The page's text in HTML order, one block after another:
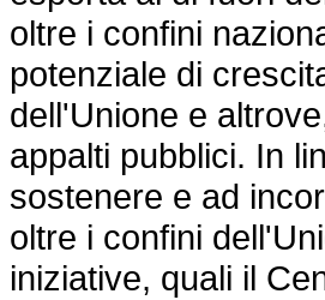
oltre i confini
potenziale di
dell'Unione e
appalti pubblici. In
sostenere e ad
oltre i confini
iniziative, quali il